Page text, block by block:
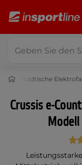
Städtische
Crussis e-